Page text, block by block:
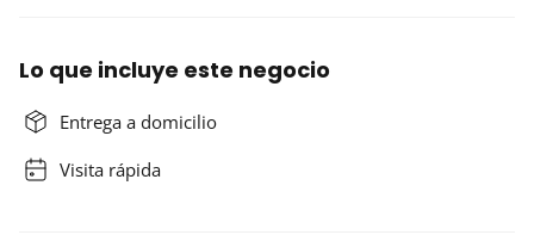
Lo que incluye este negocio
Entrega a domicilio
Visita rápida